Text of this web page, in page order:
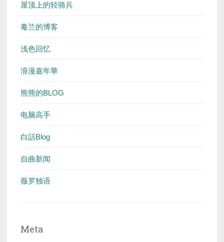
屋顶上的轻骑兵
毒兰的博客
浅色回忆
浪漫嘉年華
熊熊的BLOG
电脑高手
白話Blog
自曲新闻
薇罗独语
Meta